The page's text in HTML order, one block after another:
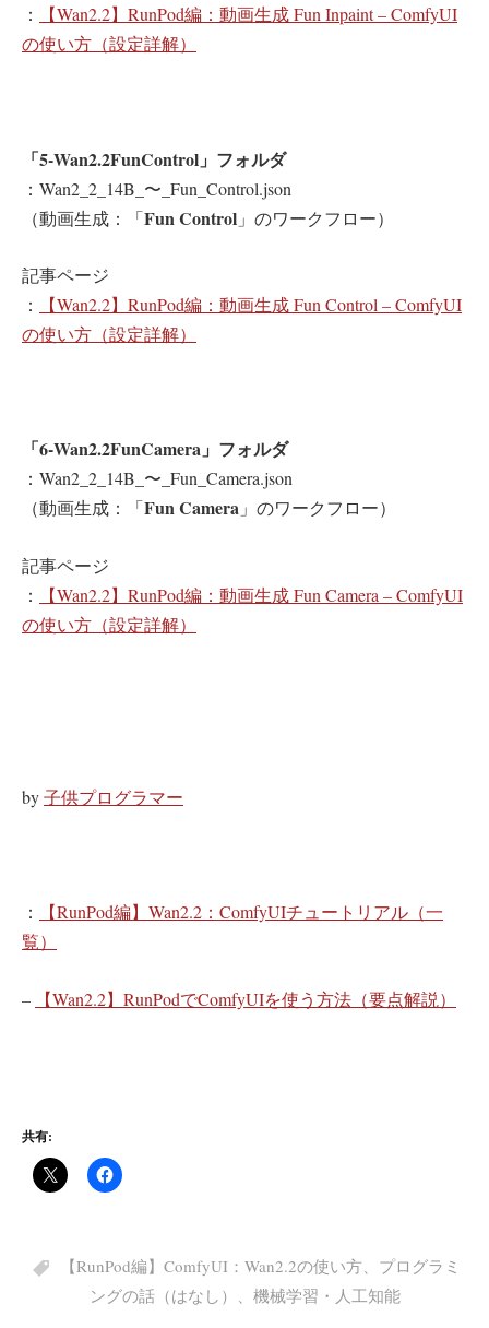
：
【Wan2.2】RunPod編：動画生成 Fun Inpaint – ComfyUI
の使い方（設定詳解）
「5-Wan2.2FunControl」フォルダ
：Wan2_2_14B_〜_Fun_Control.json
（動画生成：「Fun Control 」のワークフロー）
記事ページ
：
【Wan2.2】RunPod編：動画生成 Fun Control – ComfyUI
の使い方（設定詳解）
「6-Wan2.2FunCamera」フォルダ
：Wan2_2_14B_〜_Fun_Camera.json
（動画生成：「Fun Camera 」のワークフロー）
記事ページ
：
【Wan2.2】RunPod編：動画生成 Fun Camera – ComfyUI
の使い方（設定詳解）
by子供プログラマー
：
【RunPod編】Wan2.2：ComfyUIチュートリアル（一
覧）
– 【Wan2.2】RunPodでComfyUIを使う方法（要点解説）
共有:
【RunPod編】ComfyUI：Wan2.2の使い方、 プログラミ
ングの話（はなし）
機械学習・人工知能